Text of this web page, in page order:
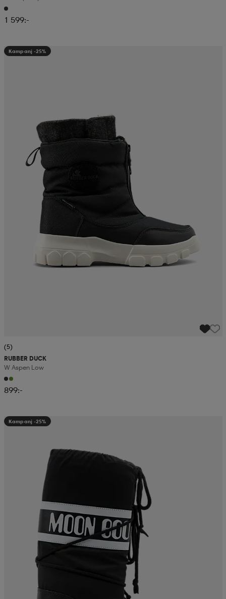
1 599:-
Kampanj -25%
(5)
RUBBER DUCK
W Aspen Low
899:-
Kampanj -25%